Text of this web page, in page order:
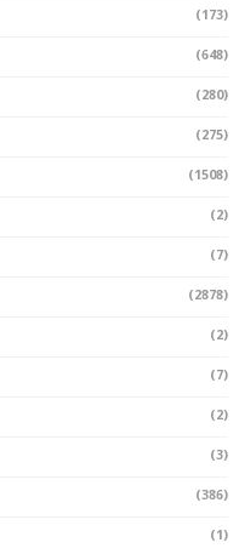
(173)
(648)
(280)
(275)
(1508)
(2)
(7)
(2878)
(2)
(7)
(2)
(3)
(386)
(1)